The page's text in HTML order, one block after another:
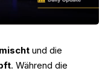
und die
. Während die